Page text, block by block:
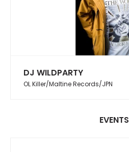
DJ WILDPARTY
OL Killer/Maltine Records/JPN
EVENTS